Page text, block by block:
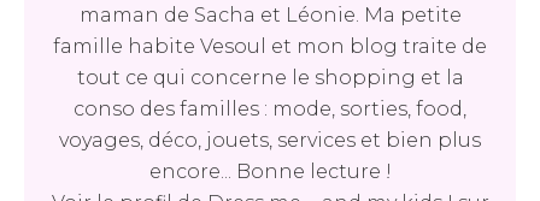
maman de Sacha et Léonie. Ma petite
famille habite Vesoul et mon blog traite de
tout ce qui concerne le shopping et la
conso des familles : mode, sorties, food,
voyages, déco, jouets, services et bien plus
encore... Bonne lecture !